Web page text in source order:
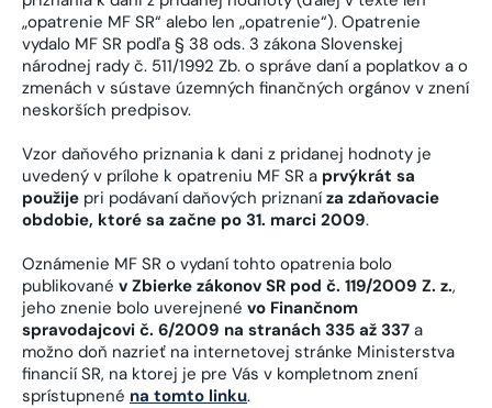
„opatrenie MF SR“ alebo len „opatrenie“). Opatrenie
vydalo MF SR podľa § 38 ods. 3 zákona Slovenskej
národnej rady č. 511/1992 Zb. o správe daní a poplatkov a o
zmenách v sústave územných finančných orgánov v znení
neskorších predpisov.
Vzor daňového priznania k dani z pridanej hodnoty je
uvedený v prílohe k opatreniu MF SR a prvýkrát sa
použije pri podávaní daňových priznaníza zdaňovacie
obdobie, ktoré sa začne po 31. marci 2009.
Oznámenie MF SR o vydaní tohto opatrenia bolo
publikované v Zbierke zákonov SR pod č. 119/2009 Z. z.,
jeho znenie bolo uverejnené vo Finančnom
spravodajcovi č. 6/2009 na stranách 335 až 337 a
možno doň nazrieť na internetovej stránke Ministerstva
financií SR, na ktorej je pre Vás v kompletnom znení
sprístupnené na tomto linku.